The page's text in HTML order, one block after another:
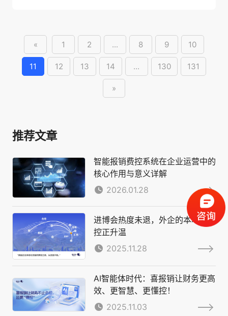
多维度多强度管控及事前预警-
事中核查-事后回溯全流程闭
环，助力企业规范资金使用行
为，让预算执行真正成为战略落
地与经营管理的有效抓手。
« 1 2 ... 8 9 10
11 12 13 14 ... 130 131
»
推荐文章
智能报销费控系统在企业运营中的
核心作用与意义详解
2026.01.28
进博会热度未退，外企的本地化费
控正升温
2025.11.28
AI智能体时代：喜报销让财务更高
效、更智慧、更懂控！
2025.11.03